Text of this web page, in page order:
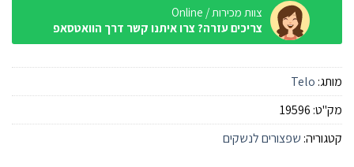
צוות מכירות / Online
צריכים עזרה? צרו איתנו קשר דרך הוואטסאפ
מותג: Telo
מק"ט: 19596
קטגוריה: שפצורים לנשקים